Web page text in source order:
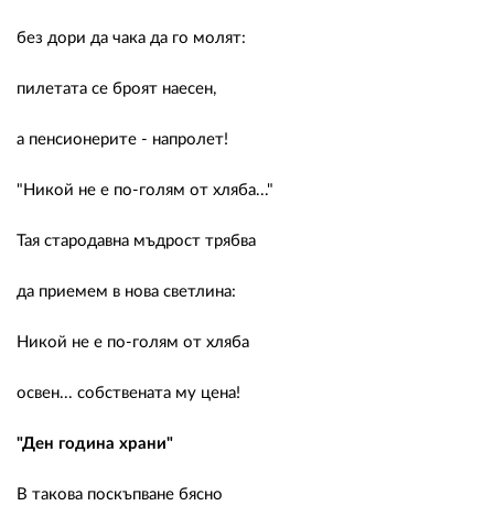
без дори да чака да го молят:
пилетата се броят наесен,
а пенсионерите - напролет!
"Никой не е по-голям от хляба..."
Тая стародавна мъдрост трябва
да приемем в нова светлина:
Никой не е по-голям от хляба
освен... собствената му цена!
"Ден година храни"
В такова поскъпване бясно